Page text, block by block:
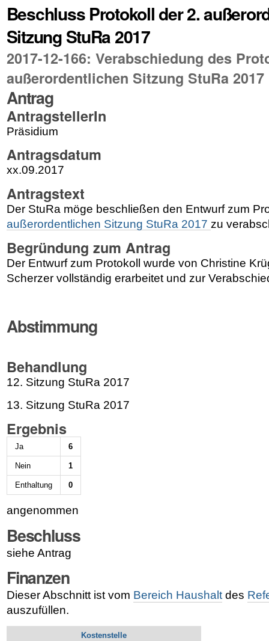
Beschluss Protokoll der 2.
Sitzung StuRa 2017
2017-12-166: Verabschiedung des
außerordentlichen Sitzung StuRa 2017
Antrag
AntragstellerIn
Präsidium
Antragsdatum
xx.09.2017
Antragstext
Der StuRa möge beschließen den Entwurf zum
außerordentlichen Sitzung StuRa2017 zu
Begründung zum Antrag
Der Entwurf zum Protokoll wurde von Christine
Scherzer vollständig erarbeitet und zur
Abstimmung
Behandlung
12. Sitzung StuRa 2017
13. Sitzung StuRa 2017
Ergebnis
Ja 6
Nein 1
Enthaltung 0
angenommen
Beschluss
siehe Antrag
Finanzen
Dieser Abschnitt ist vom Bereich Haushaltdes
auszufüllen.
Kostenstelle